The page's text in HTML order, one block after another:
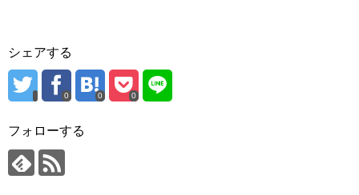
シェアする
0 0 0
フォローする